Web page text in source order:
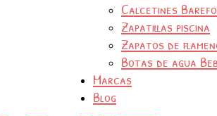
Calcetines
Zapatillas piscina
Zapatos de
Botas de agua
Marcas
Blog